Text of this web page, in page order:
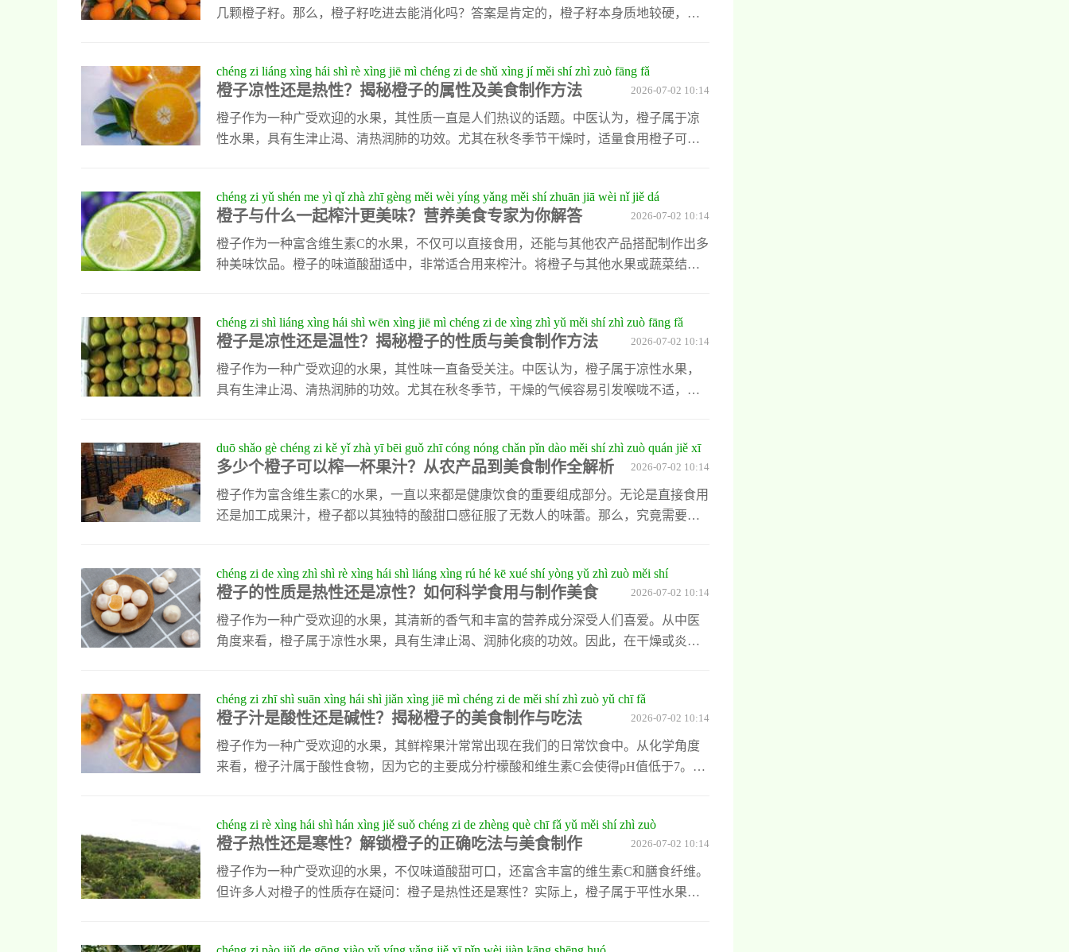
几颗橙子籽。那么，橙子籽吃进去能消化吗？答案是肯定的，橙子籽本身质地较硬，但
直接食用橙子，我们还可以通过各种方式将橙子融入日常饮食中。例如，用橙子制作果
汁或果酱，不仅能够充分利用橙子的营养成分，还能让口感更加丰富。此外，橙皮也别
浪费，它可以用来泡茶或者加入菜肴调味，为食物增添一抹
chéng zi liáng xìng hái shì rè xìng jiē mì chéng zi de shǔ xìng jí měi shí zhì zuò fāng fǎ
橙子凉性还是热性？揭秘橙子的属性及美食制作方法 2026-07-02 10:14
橙子作为一种广受欢迎的水果，其性质一直是人们热议的话题。中医认为，橙子属于凉
性水果，具有生津止渴、清热润肺的功效。尤其在秋冬季节干燥时，适量食用橙子可以
子沙拉是一种简单又营养的吃法。将橙子与生菜、坚果、鸡肉等食材混合，搭配自制的
橙汁酱料，不仅口感丰富，还能补充多种维生素和矿物质。这种做法非常适合追求健康
饮食的人群。此外，橙子也可以用于烹饪热菜。比如橙香烤鸡
chéng zi yǔ shén me yì qǐ zhà zhī gèng měi wèi yíng yǎng měi shí zhuān jiā wèi nǐ jiě dá
橙子与什么一起榨汁更美味？营养美食专家为你解答 2026-07-02 10:14
橙子作为一种富含维生素C的水果，不仅可以直接食用，还能与其他农产品搭配制作出多
种美味饮品。橙子的味道酸甜适中，非常适合用来榨汁。将橙子与其他水果或蔬菜结
汁。这种组合简单易得，且口感清新甜美。苹果中的天然糖分能很好地平衡橙子的酸
味，让整杯果汁更加顺滑可口。此外，加入少量生姜片也能为果汁增添一丝辛辣香气，
尤其适合秋冬季节饮用。对于喜欢尝试新口味的人来说，橙子
chéng zi shì liáng xìng hái shì wēn xìng jiē mì chéng zi de xìng zhì yǔ měi shí zhì zuò fāng fǎ
橙子是凉性还是温性？揭秘橙子的性质与美食制作方法 2026-07-02 10:14
橙子作为一种广受欢迎的水果，其性味一直备受关注。中医认为，橙子属于凉性水果，
具有生津止渴、清热润肺的功效。尤其在秋冬季节，干燥的气候容易引发喉咙不适，此
后加入蜂蜜，可以制作出一款清新可口的饮品；或者将橙皮切丝，晒干后用于泡茶，既
清香又养生。此外，橙子还可以作为烹饪辅料，为菜肴增添一抹独特的酸甜风味。对于
喜欢尝试新奇吃法的朋友来说，橙子还能融入烘焙食品中。比
duō shǎo gè chéng zi kě yǐ zhà yī bēi guǒ zhī cóng nóng chǎn pǐn dào měi shí zhì zuò quán jiě xī
多少个橙子可以榨一杯果汁？从农产品到美食制作全解析 2026-07-02 10:14
橙子作为富含维生素C的水果，一直以来都是健康饮食的重要组成部分。无论是直接食用
还是加工成果汁，橙子都以其独特的酸甜口感征服了无数人的味蕾。那么，究竟需要多
繁多，不同品种的果汁含量也有所不同。例如，脐橙因其果肉饱满、汁水丰富而成为制
作橙汁的理想选择。此外， Valencia橙也是常见的榨汁橙种，它的甜度较高，非常适合喜
欢纯天然甜味的人群。如果想让果汁更加
chéng zi de xìng zhì shì rè xìng hái shì liáng xìng rú hé kē xué shí yòng yǔ zhì zuò měi shí
橙子的性质是热性还是凉性？如何科学食用与制作美食 2026-07-02 10:14
橙子作为一种广受欢迎的水果，其清新的香气和丰富的营养成分深受人们喜爱。从中医
角度来看，橙子属于凉性水果，具有生津止渴、润肺化痰的功效。因此，在干燥或炎热
为了更好地享受橙子的美味与营养，我们可以尝试多种制作方法。例如，将橙子切成薄
片，搭配蜂蜜和柠檬制成清凉解暑的饮品；或者将橙肉与酸奶混合，制作出富含维C的健
康早餐。此外，橙子皮也可以利用起来，晒干后泡茶，有
chéng zi zhī shì suān xìng hái shì jiǎn xìng jiē mì chéng zi de měi shí zhì zuò yǔ chī fǎ
橙子汁是酸性还是碱性？揭秘橙子的美食制作与吃法 2026-07-02 10:14
橙子作为一种广受欢迎的水果，其鲜榨果汁常常出现在我们的日常饮食中。从化学角度
来看，橙子汁属于酸性食物，因为它的主要成分柠檬酸和维生素C会使得pH值低于7。然
以直接食用，还可以通过多种方式加工成美味佳肴。例如，将橙子与蜂蜜结合制成清凉
饮品；或者用橙皮碎搭配蛋糕，增添独特的香气。此外，橙子还能与其他水果混合打成
果昔，既保留了营养又丰富了口感。无论是早餐桌上的一
chéng zi rè xìng hái shì hán xìng jiě suǒ chéng zi de zhèng què chī fǎ yǔ měi shí zhì zuò
橙子热性还是寒性？解锁橙子的正确吃法与美食制作 2026-07-02 10:14
橙子作为一种广受欢迎的水果，不仅味道酸甜可口，还富含丰富的维生素C和膳食纤维。
但许多人对橙子的性质存在疑问：橙子是热性还是寒性？实际上，橙子属于平性水果，